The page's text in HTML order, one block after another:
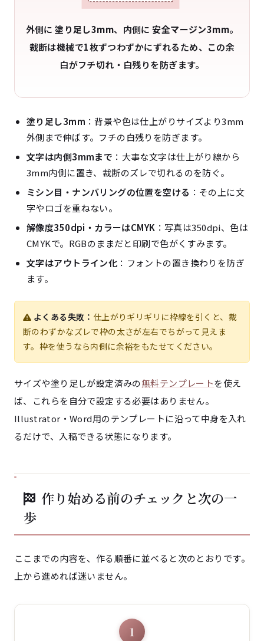
外側に塗り足し3mm、内側に安全マージン3mm。
裁断は機械で1枚ずつわずかにずれるため、この余
白がフチ切れ・白残りを防ぎます。
塗り足し3mm ：背景や色は仕上がりサイズより3mm
外側まで伸ばす。フチの白残りを防ぎます。
文字は内側3mmまで ：大事な文字は仕上がり線から
3mm内側に置き、裁断のズレで切れるのを防ぐ。
ミシン目・ナンバリングの位置を空ける ：その上に文
字やロゴを重ねない。
解像度350dpi・カラーはCMYK ：写真は350dpi、色は
CMYKで。RGBのままだと印刷で色がくすみます。
文字はアウトライン化 ：フォントの置き換わりを防ぎ
ます。
よくある失敗： 仕上がりギリギリに枠線を引くと、裁
断のわずかなズレで枠の太さが左右でちがって見えま
す。枠を使うなら内側に余裕をもたせてください。
サイズや塗り足しが設定済みの無料テンプレートを使え
ば、これらを自分で設定する必要はありません。
Illustrator・Word用のテンプレートに沿って中身を入れ
るだけで、入稿できる状態になります。
作り始める前のチェックと次の一
歩
ここまでの内容を、作る順番に並べると次のとおりです。
上から進めれば迷いません。
1